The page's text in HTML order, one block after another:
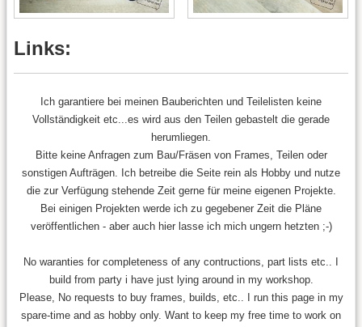
Links:
Ich garantiere bei meinen Bauberichten und Teilelisten keine
Vollständigkeit etc...es wird aus den Teilen gebastelt die gerade
herumliegen.
Bitte keine Anfragen zum Bau/Fräsen von Frames, Teilen oder
sonstigen Aufträgen. Ich betreibe die Seite rein als Hobby und nutze
die zur Verfügung stehende Zeit gerne für meine eigenen Projekte.
Bei einigen Projekten werde ich zu gegebener Zeit die Pläne
veröffentlichen - aber auch hier lasse ich mich ungern hetzten ;-)
No waranties for completeness of any contructions, part lists etc.. I
build from party i have just lying around in my workshop.
Please, No requests to buy frames, builds, etc.. I run this page in my
spare-time and as hobby only. Want to keep my free time to work on